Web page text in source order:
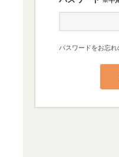
パスワードをお忘